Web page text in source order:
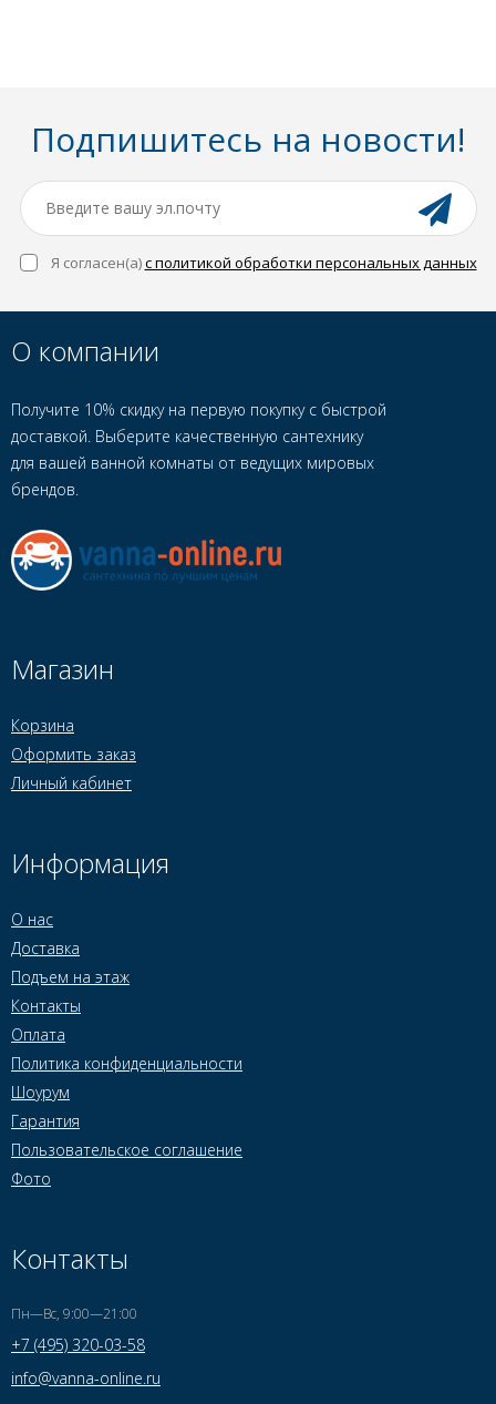
Подпишитесь на новости!
Я согласен(a)с политикой обработки персональных данных
О компании
Получите 10% скидку на первую покупку с быстрой
доставкой. Выберите качественную сантехнику
для вашей ванной комнаты от ведущих мировых
брендов.
Магазин
Корзина
Оформить заказ
Личный кабинет
Информация
О нас
Доставка
Подъем на этаж
Контакты
Оплата
Политика конфиденциальности
Шоурум
Гарантия
Пользовательское соглашение
Фото
Контакты
Пн—Вс, 9:00—21:00
+7 (495) 320-03-58
info@vanna-online.ru